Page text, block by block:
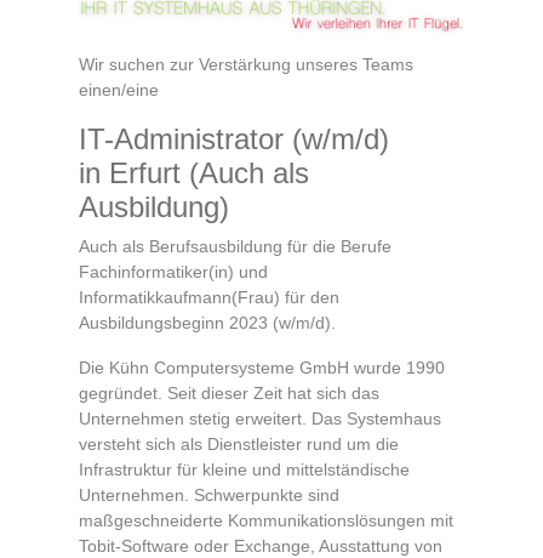
Wir suchen zur Verstärkung unseres Teams
einen/eine
IT-Administrator (w/m/d)
in Erfurt (Auch als
Ausbildung)
Auch als Berufsausbildung für die Berufe
Fachinformatiker(in) und
Informatikkaufmann(Frau) für den
Ausbildungsbeginn 2023 (w/m/d).
Die Kühn Computersysteme GmbH wurde 1990
gegründet. Seit dieser Zeit hat sich das
Unternehmen stetig erweitert. Das Systemhaus
versteht sich als Dienstleister rund um die
Infrastruktur für kleine und mittelständische
Unternehmen. Schwerpunkte sind
maßgeschneiderte Kommunikationslösungen mit
Tobit-Software oder Exchange, Ausstattung von